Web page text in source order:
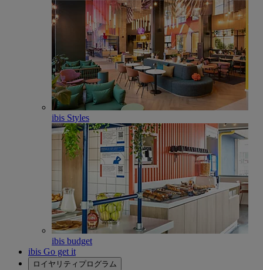
ibis Styles
ibis budget
ibis Go get it
ロイヤリティプログラム